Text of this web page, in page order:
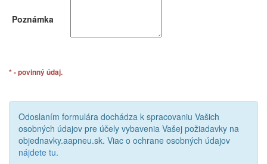
Poznámka
* - povinný údaj.
Odoslaním formulára dochádza k spracovaniu Vašich
osobných údajov pre účely vybavenia Vašej požiadavky na
objednavky.aapneu.sk. Viac o ochrane osobných údajov
nájdete tu.